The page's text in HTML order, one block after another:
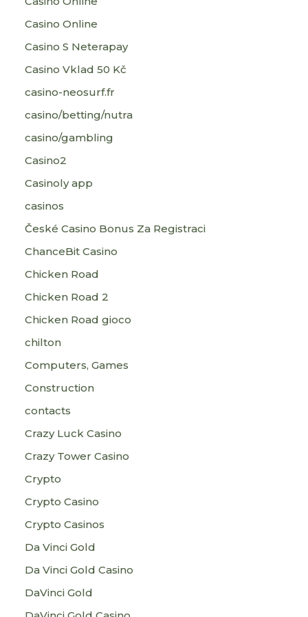
Casino Online
Casino S Neterapay
Casino Vklad 50 Kč
casino-neosurf.fr
casino/betting/nutra
casino/gambling
Casino2
Casinoly app
casinos
České Casino Bonus Za Registraci
ChanceBit Casino
Chicken Road
Chicken Road 2
Chicken Road gioco
chilton
Computers, Games
Construction
contacts
Crazy Luck Casino
Crazy Tower Сasino
Crypto
Crypto Casino
Crypto Casinos
Da Vinci Gold
Da Vinci Gold Casino
DaVinci Gold